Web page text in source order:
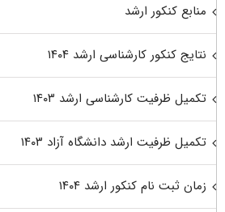
منابع کنکور ارشد
نتایج کنکور کارشناسی ارشد ۱۴۰۴
تکمیل ظرفیت کارشناسی ارشد ۱۴۰۳
تکمیل ظرفیت ارشد دانشگاه آزاد ۱۴۰۳
زمان ثبت نام کنکور ارشد ۱۴۰۴